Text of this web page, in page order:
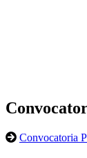
Convocatoria